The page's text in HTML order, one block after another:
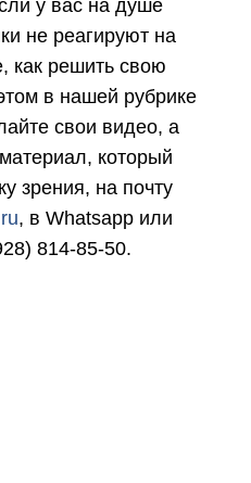
у вас на душе
не реагируют на
как решить свою
в нашей рубрике
свои видео, а
который
зрения, на почту
, в Whatsapp или
814-85-50.